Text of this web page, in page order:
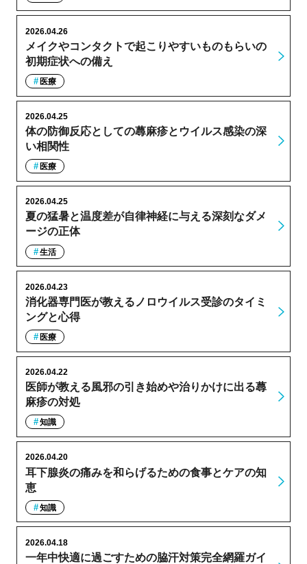
メイクやコンタクトで起こりやすいものもらいの
初期症状への備え
2026.04.26
医療
体の防御反応としての蕁麻疹とウイルス感染の深
い相関性
2026.04.25
医療
夏の猛暑と温度差が自律神経に与える深刻なダメ
ージの正体
2026.04.25
生活
消化器専門医が教えるノロウイルス受診のタイミ
ングと心得
2026.04.23
医療
医師が教える風邪の引き始めや治りかけに出る蕁
麻疹の対処
2026.04.22
知識
耳下腺炎の痛みを和らげるための食事とケアの知
恵
2026.04.20
知識
一年中快適に過ごすための脇汗対策完全網羅ガイ
2026.04.18